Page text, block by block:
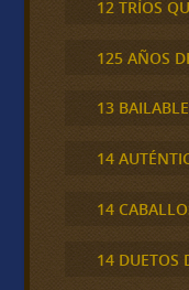
12 TRÍOS
125 AÑOS
13
14
14
14 DUETOS